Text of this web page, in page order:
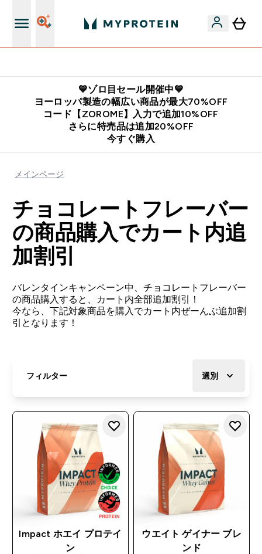
💙ゾロ目セール開催中💙
ヨーロッパ製造の幅広い商品が最大70%OFF
コード【ZOROME】入力で追加10%OFF
さらに特売品は追加20%OFF
今すぐ購入
メインページ
チョコレートフレーバー
の商品購入でカート内追
加割引
バレンタインキャンペーン中、チョコレートフレーバー
の商品購入すると、カート内全部追加割引！
今なら、下記対象商品を購入でカート内ぜーんぶ追加割
引となります！
フィルター 選別
Impact ホエイ プロテイ
ン
ウエイト ゲイナー ブレ
ンド